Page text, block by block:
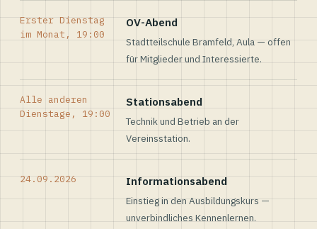
Erster Dienstag
im Monat, 19:00
OV-Abend
Stadtteilschule Bramfeld, Aula — offen
für Mitglieder und Interessierte.
Alle anderen
Dienstage, 19:00
Stationsabend
Technik und Betrieb an der
Vereinsstation.
24.09.2026 Informationsabend
Einstieg in den Ausbildungskurs —
unverbindliches Kennenlernen.